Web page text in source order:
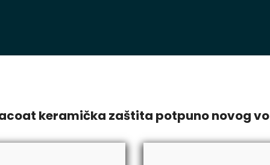
keramička zaštita potpuno novog